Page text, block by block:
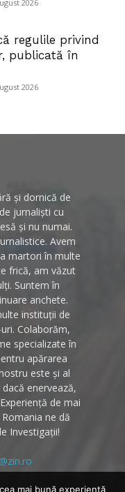
2026
regulile privind
publicată în
2026
și dornică de
jurnaliști cu
și nu numai.
Avem
martori în multe
frică, am văzut
Suntem în
anchete.
instituții de
Colaborăm,
specializate în
apărarea
este și al
enervează,
de mai
ne dă
Investigații!
mai bună experiență